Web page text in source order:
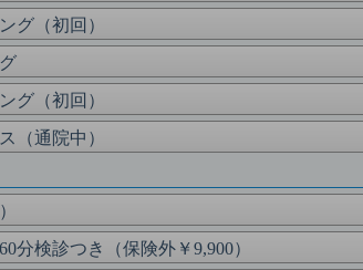
グ（初回）
グ（初回）
（通院中）
分検診つき（保険外￥9,900）